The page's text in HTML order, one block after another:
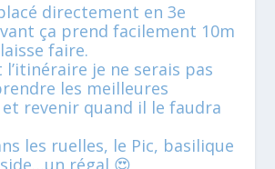
directement en 3e
ça prend facilement 10m
faire.
l’itinéraire je ne serais pas
les meilleures
revenir quand il le faudra
les ruelles, le Pic, basilique
régal 😍